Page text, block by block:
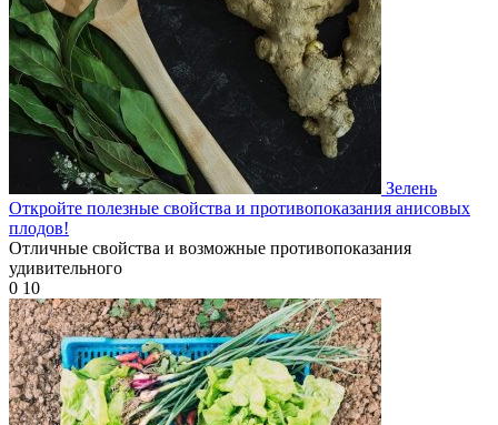
Зелень
Откройте полезные свойства и противопоказания анисовых
плодов!
Отличные свойства и возможные противопоказания
удивительного
0 10